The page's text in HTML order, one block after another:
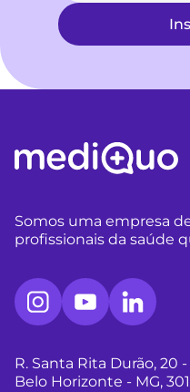
Somos uma empresa
profissionais da saúde
R. Santa Rita Durão, 20
Belo Horizonte - MG,